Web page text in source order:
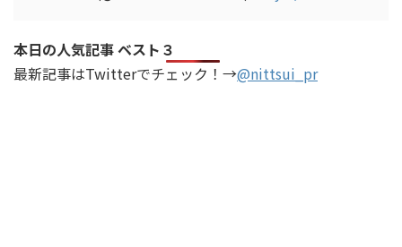
本日の人気記事 ベスト３
最新記事はTwitterでチェック！→@nittsui_pr